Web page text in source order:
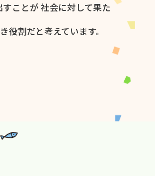
すことが 社会に​対して​果た​
役割だと​考えています。​